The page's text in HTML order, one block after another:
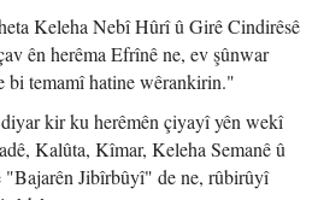
Keleha Nebî Hûrî û Girê Cindirêsê
ên herêma Efrînê ne, ev şûnwar
bi temamî hatine wêrankirin."
kir ku herêmên çiyayî yên wekî
Kalûta, Kîmar, Keleha Semanê û
"Bajarên Jibîrbûyî" de ne, rûbirûyî